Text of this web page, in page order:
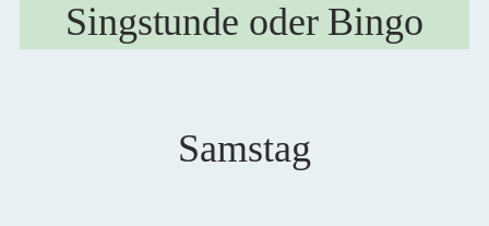
Singstunde oder Bingo
Samstag